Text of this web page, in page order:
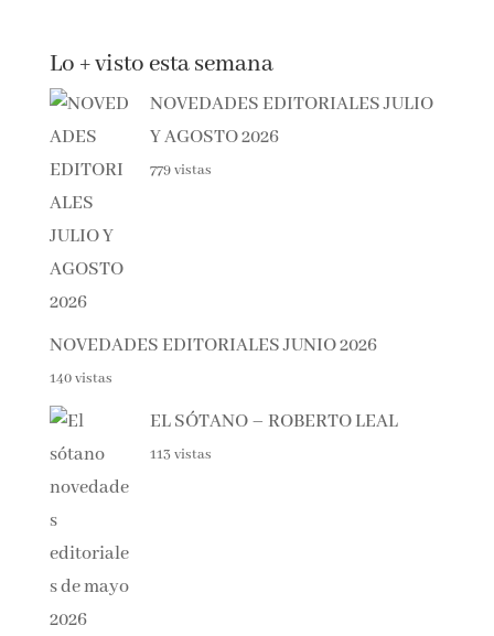
Lo + visto esta semana
NOVEDADES EDITORIALES JULIO
Y AGOSTO 2026
779 vistas
NOVEDADES EDITORIALES JUNIO 2026
140 vistas
EL SÓTANO – ROBERTO LEAL
113 vistas